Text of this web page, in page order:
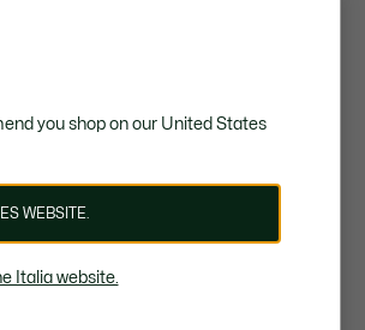
you shop on our United States
WEBSITE.
Italia website.